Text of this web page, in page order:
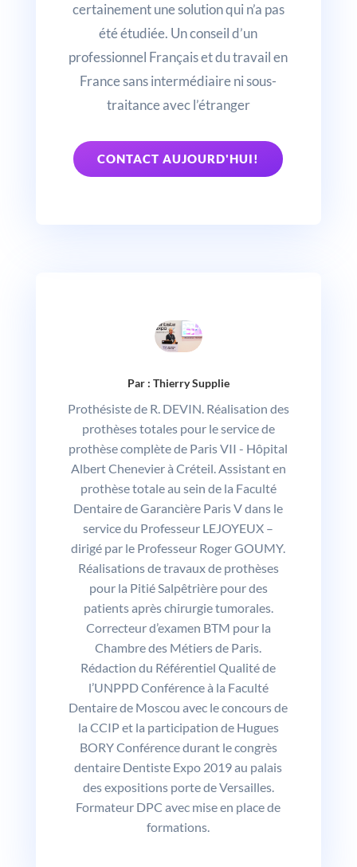
certainement une solution qui n’a pas
été étudiée. Un conseil d’un
professionnel Français et du travail en
France sans intermédiaire ni sous-
traitance avec l’étranger
CONTACT AUJOURD'HUI!
Par : Thierry Supplie
Prothésiste de R. DEVIN. Réalisation des
prothèses totales pour le service de
prothèse complète de Paris VII - Hôpital
Albert Chenevier à Créteil. Assistant en
prothèse totale au sein de la Faculté
Dentaire de Garancière Paris V dans le
service du Professeur LEJOYEUX –
dirigé par le Professeur Roger GOUMY.
Réalisations de travaux de prothèses
pour la Pitié Salpêtrière pour des
patients après chirurgie tumorales.
Correcteur d’examen BTM pour la
Chambre des Métiers de Paris.
Rédaction du Référentiel Qualité de
l’UNPPD Conférence à la Faculté
Dentaire de Moscou avec le concours de
la CCIP et la participation de Hugues
BORY Conférence durant le congrès
dentaire Dentiste Expo 2019 au palais
des expositions porte de Versailles.
Formateur DPC avec mise en place de
formations.